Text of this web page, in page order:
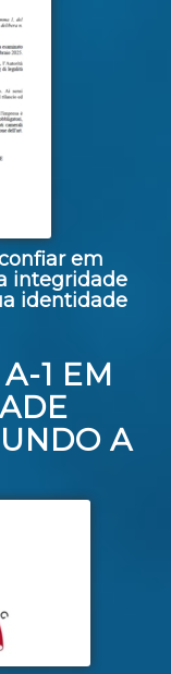
em
integridade
identidade
1 EM
A